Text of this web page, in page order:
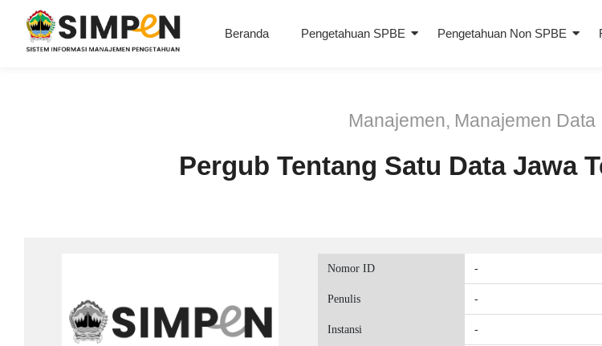
Beranda Pengetahuan SPBE Pengetahuan Non SPBE
Manajemen, Manajemen Data
Pergub Tentang Satu Data Jawa
Nomor ID -
Penulis -
Instansi -